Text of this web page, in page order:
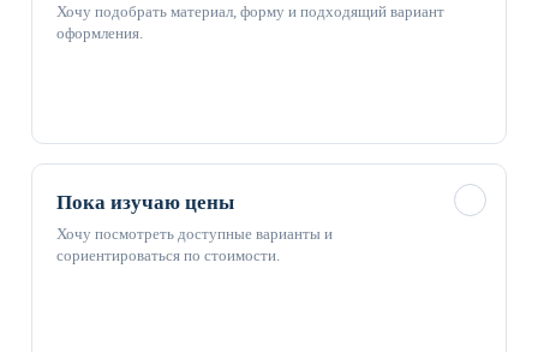
Хочу подобрать материал, форму и подходящий вариант
оформления.
Пока изучаю цены
Хочу посмотреть доступные варианты и
сориентироваться по стоимости.